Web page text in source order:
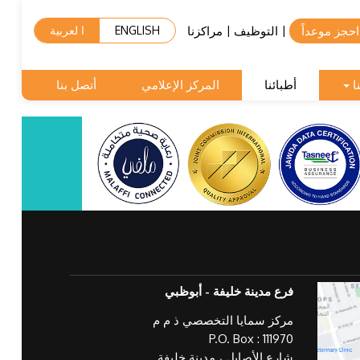
احجز موعداً ENGLISH ا لعربية مراكزنا | التوظيف |
أطبائنا المركز الإعلامي أتصل بنا
فرع مدينة خليفة - أبوظبي
مركز سمايا التخصصي ذ م م
P.O. Box : 111970